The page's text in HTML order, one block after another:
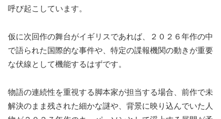
呼び起こしています。
仮に次回作の舞台がイギリスであれば、２０２６年作の中
で語られた国際的な事件や、特定の諜報機関の動きが重要
な伏線として機能するはずです。
物語の連続性を重視する脚本家が担当する場合、前作で未
解決のまま残された細かな謎や、背景に映り込んでいた人